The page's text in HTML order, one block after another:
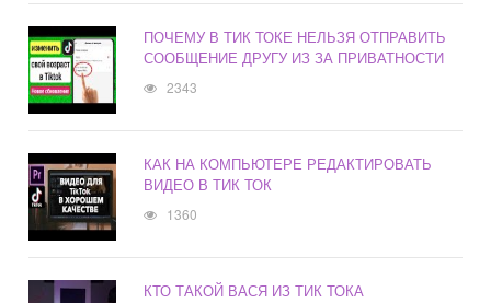
ПОЧЕМУ В ТИК ТОКЕ НЕЛЬЗЯ ОТПРАВИТЬ
СООБЩЕНИЕ ДРУГУ ИЗ ЗА ПРИВАТНОСТИ
2343
КАК НА КОМПЬЮТЕРЕ РЕДАКТИРОВАТЬ
ВИДЕО В ТИК ТОК
1360
КТО ТАКОЙ ВАСЯ ИЗ ТИК ТОКА